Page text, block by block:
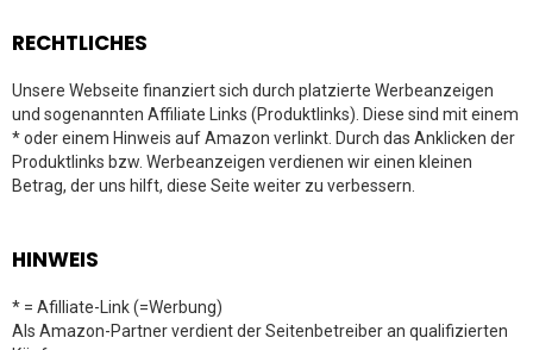
RECHTLICHES
Unsere Webseite finanziert sich durch platzierte Werbeanzeigen
und sogenannten Affiliate Links (Produktlinks). Diese sind mit einem
* oder einem Hinweis auf Amazon verlinkt. Durch das Anklicken der
Produktlinks bzw. Werbeanzeigen verdienen wir einen kleinen
Betrag, der uns hilft, diese Seite weiter zu verbessern.
HINWEIS
* = Afilliate-Link (=Werbung)
Als Amazon-Partner verdient der Seitenbetreiber an qualifizierten